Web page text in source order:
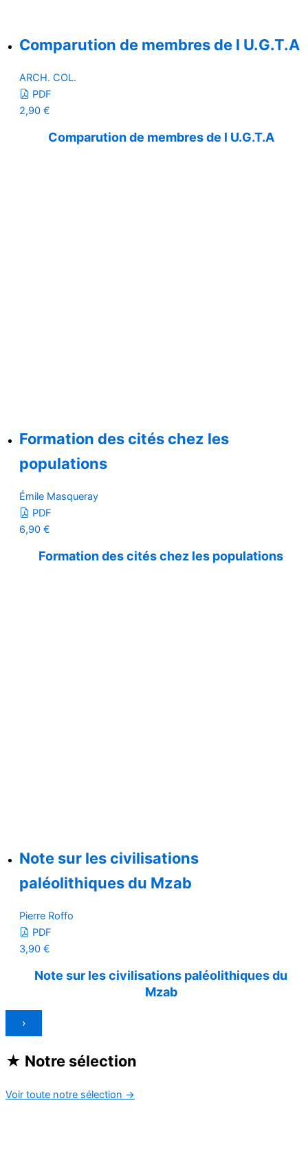
Comparution de membres de l U.G.T.A
ARCH. COL.
PDF
2,90 €
Comparution de membres de l U.G.T.A
Formation des cités chez les
populations
Émile Masqueray
PDF
6,90 €
Formation des cités chez les populations
Note sur les civilisations
paléolithiques du Mzab
Pierre Roffo
PDF
3,90 €
Note sur les civilisations paléolithiques du
Mzab
›
★ Notre sélection
Voir toute notre sélection →